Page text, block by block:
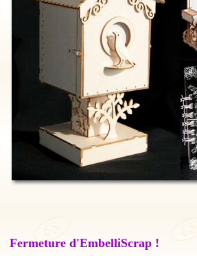
Fermeture d'EmbelliScrap !